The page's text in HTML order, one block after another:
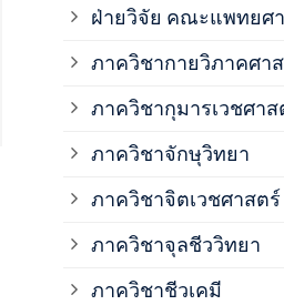
ฝ่ายวิจัย คณะแพทยศ
ภาควิชากายวิภาคศา
ภาควิชากุมารเวชศา
ภาควิชาจักษุวิทยา
ภาควิชาจิตเวชศาสตร์
ภาควิชาจุลชีววิทยา
ภาควิชาชีวเคมี